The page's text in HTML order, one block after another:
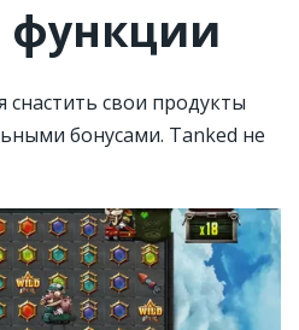
функции
снастить свои продукты
бонусами. Tanked не